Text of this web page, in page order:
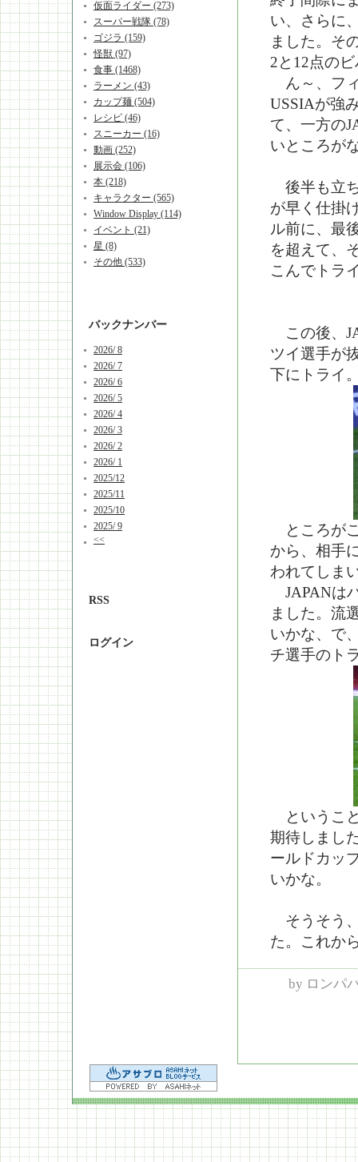
仮面ライダー (273)
スーパー戦隊 (78)
ゴジラ (159)
怪獣 (97)
食事 (1468)
ラーメン (43)
カップ麺 (504)
レシピ (46)
スニーカー (16)
動画 (252)
展示会 (106)
本 (218)
キャラクター (565)
Window Display (114)
イベント (21)
星 (8)
その他 (533)
バックナンバー
2026/ 8
2026/ 7
2026/ 6
2026/ 5
2026/ 4
2026/ 3
2026/ 2
2026/ 1
2025/12
2025/11
2025/10
2025/ 9
<<
RSS
ログイン
い、さらに
ました。そ
2と12点の
ん～、フ
USSIAが強
て、一方の
いところが
後半も立
が早く仕掛
ル前に、最
を超えて、
こんでトラ
この後、
ツイ選手が
下にトライ
ところが
から、相手
われてしま
JAPANは
ました。流
いかな、で
チ選手のト
というこ
期待しまし
ールドカッ
いかな。
そうそう
た。これか
by ロンパ